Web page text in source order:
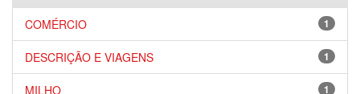
1
COMÉRCIO
1
DESCRIÇÃO E VIAGENS
1
MILHO